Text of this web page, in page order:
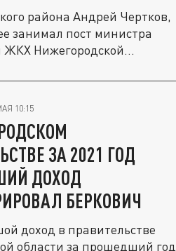
района Андрей Чертков,
занимал пост министра
ЖКХ Нижегородской...
10:15
ЗА 2021 ГОД
ДОХОД
БЕРКОВИЧ
доход в правительстве
области за прошедший год